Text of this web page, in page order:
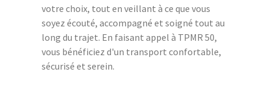
votre choix, tout en veillant à ce que vous
soyez écouté, accompagné et soigné tout au
long du trajet. En faisant appel à TPMR 50,
vous bénéficiez d'un transport confortable,
sécurisé et serein.